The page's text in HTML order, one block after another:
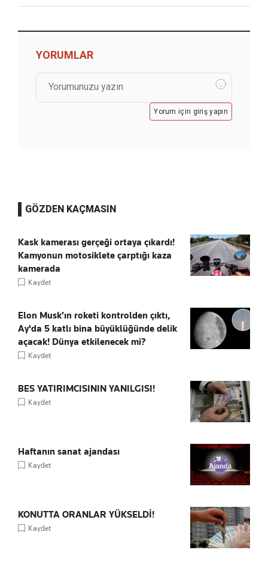
YORUMLAR
Yorum için giriş yapın
GÖZDEN KAÇMASIN
Kask kamerası gerçeği ortaya çıkardı!
Kamyonun motosiklete çarptığı kaza
kamerada
Kaydet
Elon Musk’ın roketi kontrolden çıktı,
Ay'da 5 katlı bina büyüklüğünde delik
açacak! Dünya etkilenecek mi?
Kaydet
BES YATIRIMCISININ YANILGISI!
Kaydet
Haftanın sanat ajandası
Kaydet
KONUTTA ORANLAR YÜKSELDİ!
Kaydet